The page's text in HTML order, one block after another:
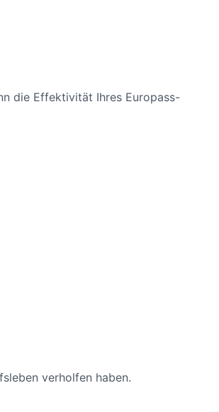
die Effektivität Ihres Europass-
verholfen haben.